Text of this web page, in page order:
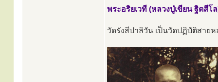
พระอริยเวที (หลวงปู่เขียน ฐิตสีโ
วัดรังสีปาลิวัน เป็นวัดปฏิบัติสาย